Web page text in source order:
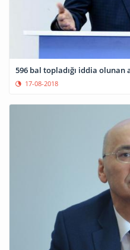
596 bal topladığı iddia olunan
17-08-2018